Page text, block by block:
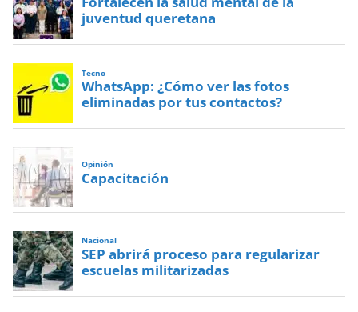
juventud queretana
Tecno
WhatsApp: ¿Cómo ver las fotos
eliminadas por tus contactos?
Opinión
Capacitación
Nacional
SEP abrirá proceso para regularizar
escuelas militarizadas